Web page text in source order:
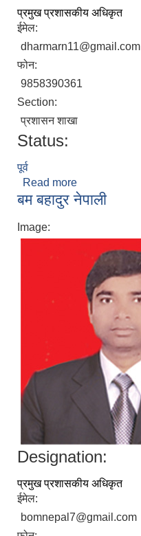
प्रमुख प्रशासकीय अधिकृत
ईमेल:
dharmarn11@gmail.com
फोन:
9858390361
Section:
प्रशासन शाखा
Status:
पूर्व
Read more
बम बहादुर नेपाली
Image:
Designation:
प्रमुख प्रशासकीय अधिकृत
ईमेल:
bomnepal7@gmail.com